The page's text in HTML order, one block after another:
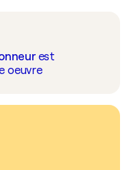
est
oeuvre